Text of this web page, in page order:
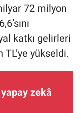
72 milyon
katkı gelirleri
yükseldi.
yapay zekâ